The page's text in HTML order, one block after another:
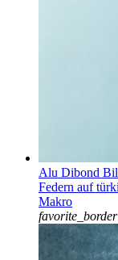
Alu Dibond
Federn auf
Makro
favorite_border